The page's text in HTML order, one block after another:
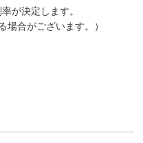
が決定します。
場合がございます。）